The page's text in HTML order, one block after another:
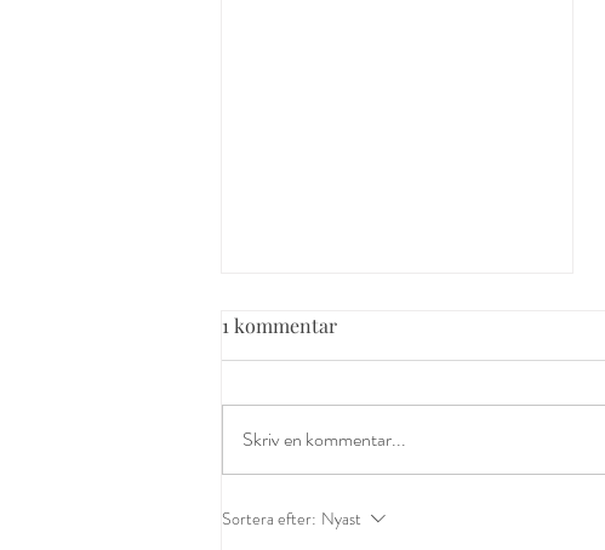
Information om dos 4 vaccin
1 kommentar
Skriv en kommentar...
Sortera efter: Nyast